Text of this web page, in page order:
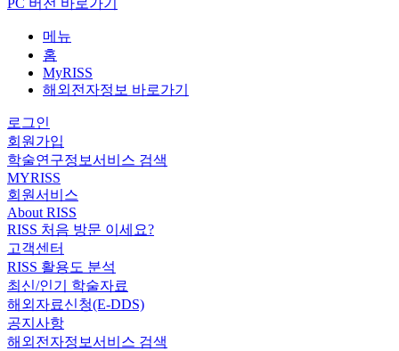
PC 버전 바로가기
메뉴
홈
MyRISS
해외전자정보 바로가기
로그인
회원가입
학술연구정보서비스 검색
MYRISS
회원서비스
About RISS
RISS 처음 방문 이세요?
고객센터
RISS 활용도 분석
최신/인기 학술자료
해외자료신청(E-DDS)
공지사항
해외전자정보서비스 검색